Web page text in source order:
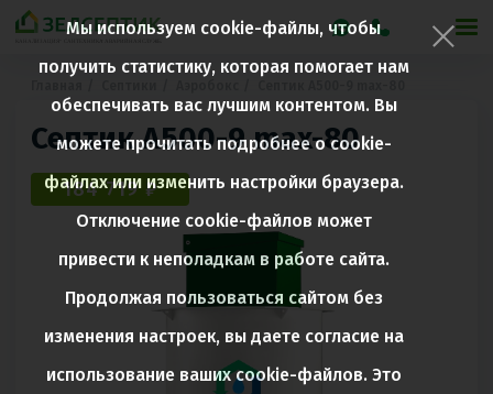
Септик A500-9 max-80
184 719 ₽
Мы используем cookie-файлы, чтобы
получить статистику, которая помогает нам
обеспечивать вас лучшим контентом. Вы
можете прочитать подробнее о cookie-
файлах или изменить настройки браузера.
Отключение cookie-файлов может
привести к неполадкам в работе сайта.
Продолжая пользоваться сайтом без
изменения настроек, вы даете согласие на
использование ваших cookie-файлов. Это